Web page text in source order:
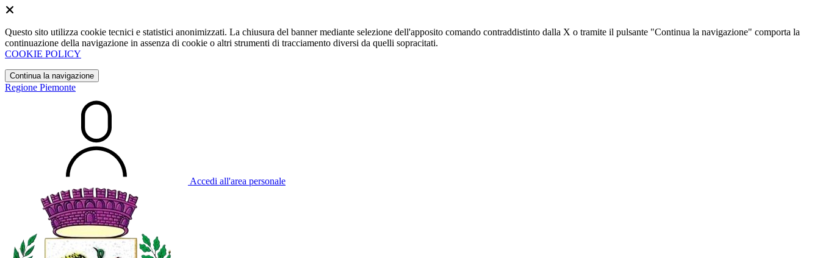
Questo sito utilizza cookie tecnici e statistici anonimizzati. La chiusura del banner mediante selezione dell'apposito comando contraddistinto dalla X o tramite il pulsante "Continua la navigazione" comporta la
continuazione della navigazione in assenza di cookie o altri strumenti di tracciamento diversi da quelli sopracitati.
COOKIE POLICY
Continua la navigazione
Regione Piemonte
Accedi all'area personale